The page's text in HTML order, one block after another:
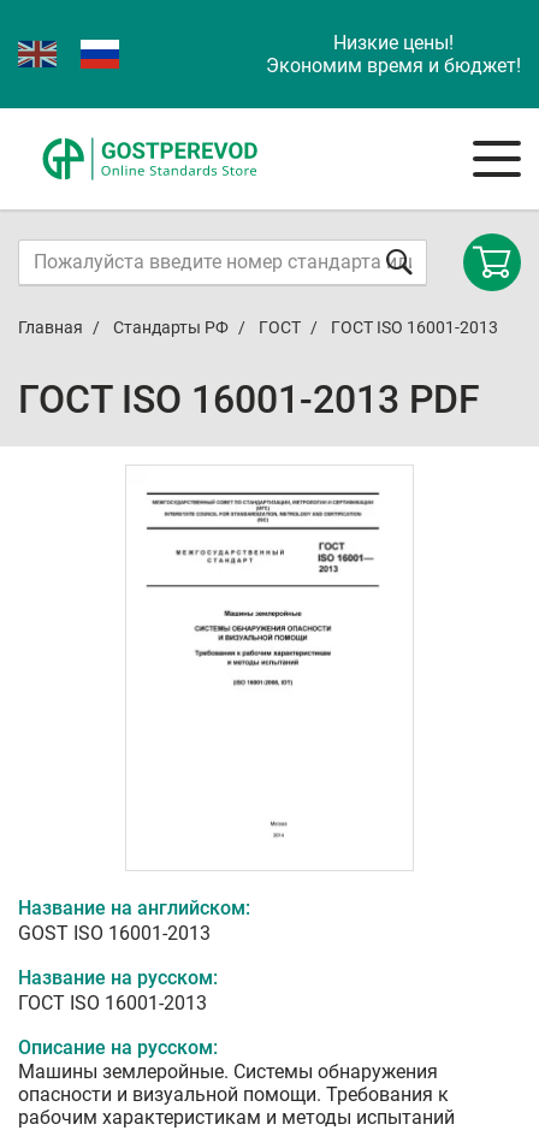
Низкие цены!
Экономим время и бюджет!
Главная Стандарты РФ ГОСТ ГОСТ ISO 16001-2013
ГОСТ ISO 16001-2013 PDF
Название на английском:
GOST ISO 16001-2013
Название на русском:
ГОСТ ISO 16001-2013
Описание на русском:
Машины землеройные. Системы обнаружения
опасности и визуальной помощи. Требования к
рабочим характеристикам и методы испытаний